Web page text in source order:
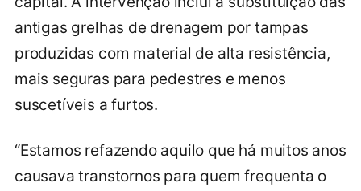
antigas grelhas de drenagem por tampas
produzidas com material de alta resistência,
mais seguras para pedestres e menos
suscetíveis a furtos.
“Estamos refazendo aquilo que há muitos anos
causava transtornos para quem frequenta o